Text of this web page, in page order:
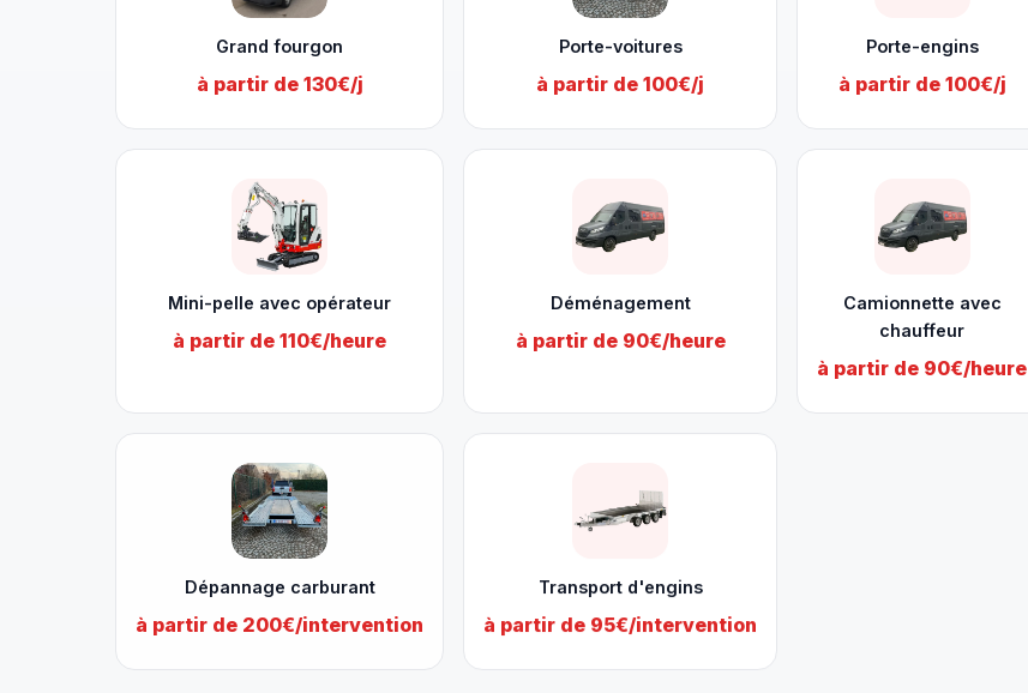
Grand fourgon
à partir de 130€/j
Porte-voitures
à partir de 100€/j
Porte-engins
à partir de 100€/j
Mini-pelle avec opérateur
à partir de 110€/heure
Déménagement
à partir de 90€/heure
Camionnette avec
chauffeur
à partir de 90€/heure
Dépannage carburant
à partir de 200€/intervention
Transport d'engins
à partir de 95€/intervention